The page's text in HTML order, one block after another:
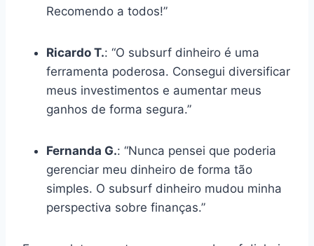
Recomendo a todos!”
Ricardo T.: “O subsurf dinheiro é uma
ferramenta poderosa. Consegui diversificar
meus investimentos e aumentar meus
ganhos de forma segura.”
Fernanda G.: “Nunca pensei que poderia
gerenciar meu dinheiro de forma tão
simples. O subsurf dinheiro mudou minha
perspectiva sobre finanças.”